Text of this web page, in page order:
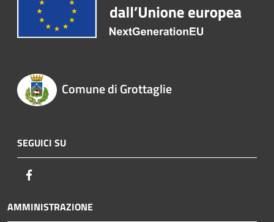
Comune di Grottaglie
SEGUICI SU
AMMINISTRAZIONE